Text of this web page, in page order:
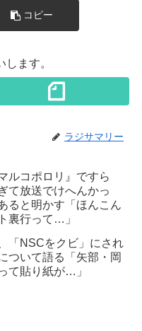
コピー
ます。
ラジサマリー
ルコポロリ』ですら
て放送でけへんかっ
ると明かす「ほんこん
裏行って…」
「NSCをクビ」にされ
ついて語る「矢部・岡
て貼り紙が…」